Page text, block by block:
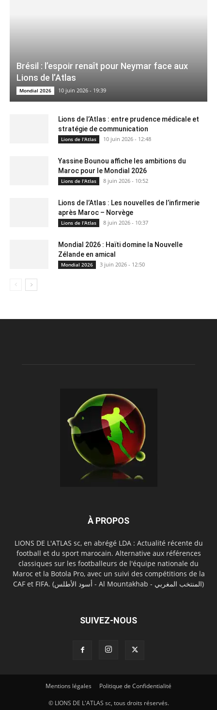
Brésil : l’espoir renaît pour Neymar face aux
Lions de l’Atlas
Mondial 2026 10 juin 2026 - 19:39
Lions de l’Atlas : entre prudence médicale et
stratégie de communication
Lions de l'Atlas 10 juin 2026 - 12:48
Yassine Bounou affiche les ambitions du
Maroc pour le Mondial 2026
Lions de l'Atlas 8 juin 2026 - 10:52
Lions de l’Atlas : Les nouvelles de l’infirmerie
après Maroc – Norvège
Lions de l'Atlas 8 juin 2026 - 10:37
Mondial 2026 : Haïti domine la Nouvelle
Zélande en amical
Mondial 2026 3 juin 2026 - 12:50
À PROPOS
LIONS DE L'ATLAS sc, en abrégé LDA : Actualité récente du
football et du sport marocain. Alternative aux références
classiques sur les footballeurs de l'équipe nationale du
Maroc et la Botola Pro, avec un suivi des compétitions de la
CAF et FIFA. (أسود الأطلس - Al Mountakhab - المنتخب المغربي)
SUIVEZ-NOUS
Mentions légales Politique de Confidentialité
© LIONS DE L'ATLAS sc, tous droits réservés.